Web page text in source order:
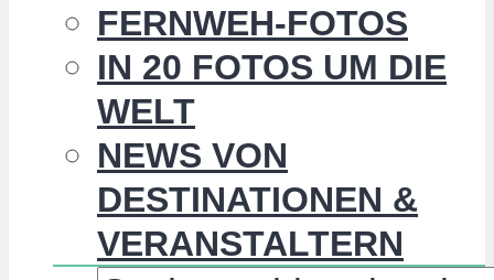
FERNWEH-FOTOS
IN 20 FOTOS UM DIE
WELT
NEWS VON
DESTINATIONEN &
VERANSTALTERN